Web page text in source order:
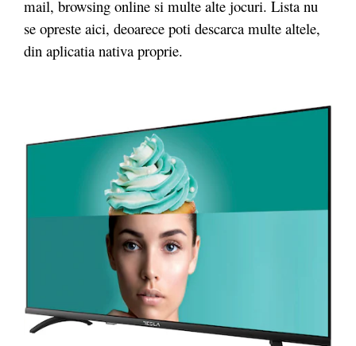
mail, browsing online si multe alte jocuri. Lista nu
se opreste aici, deoarece poti descarca multe altele,
din aplicatia nativa proprie.